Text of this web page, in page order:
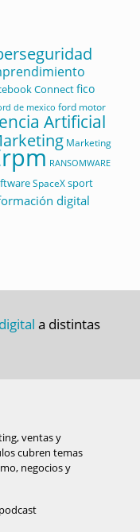
Connectfico
de mexico ford motor
Artificial
Marketing
RANSOMWARE
SpaceXsport
digital
a distintas
ventas y
cubren temas
negocios y